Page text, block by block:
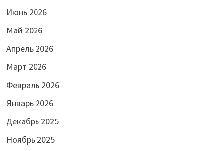
Июнь 2026
Май 2026
Апрель 2026
Март 2026
Февраль 2026
Январь 2026
Декабрь 2025
Ноябрь 2025